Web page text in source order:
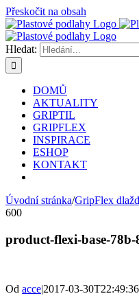
Přeskočit na obsah
Hledat:
DOMŮ
AKTUALITY
GRIPTIL
GRIPFLEX
INSPIRACE
ESHOP
KONTAKT
Úvodní stránka/GripFlex
600
product-flexi-base-78b-
Od acce|2017-03-